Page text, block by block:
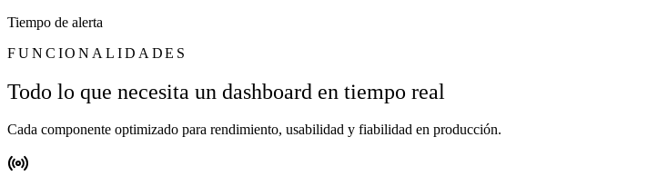
Tiempo de alerta
FUNCIONALIDADES
Todo lo que necesita un dashboard en tiempo real
Cada componente optimizado para rendimiento, usabilidad y fiabilidad en producción.